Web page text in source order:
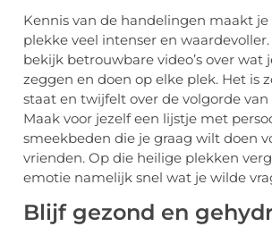
Kennis van de handelingen maakt
plekke veel intenser en waardevoller.
bekijk betrouwbare video’s over wat
zeggen en doen op elke plek. Het is
staat en twijfelt over de volgorde
Maak voor jezelf een lijstje met
smeekbeden die je graag wilt doen
vrienden. Op die heilige plekken
emotie namelijk snel wat je wilde
Blijf gezond en